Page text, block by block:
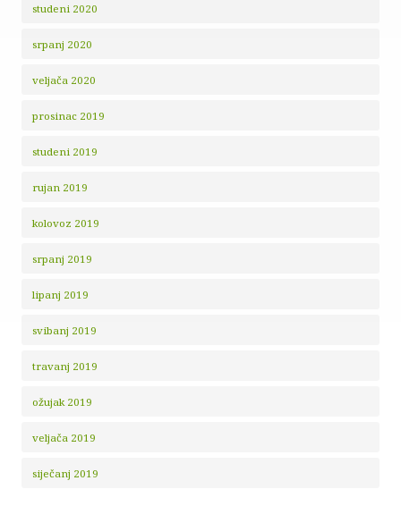
studeni 2020
srpanj 2020
veljača 2020
prosinac 2019
studeni 2019
rujan 2019
kolovoz 2019
srpanj 2019
lipanj 2019
svibanj 2019
travanj 2019
ožujak 2019
veljača 2019
siječanj 2019